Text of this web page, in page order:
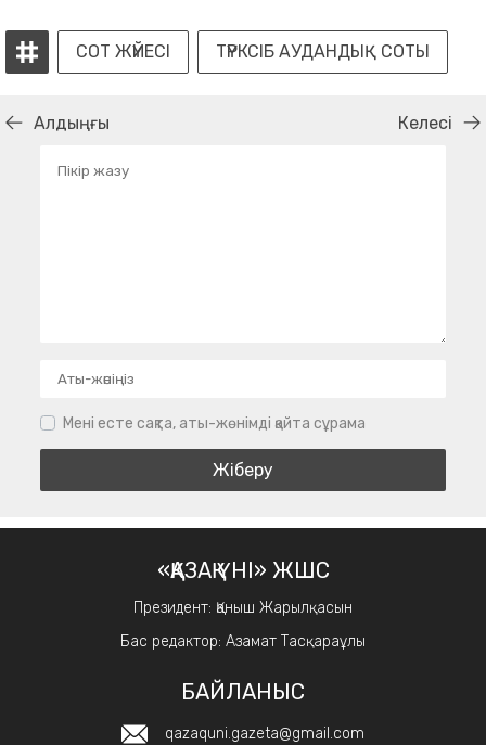
СОТ ЖҮЙЕСІ ТҮРКСІБ АУДАНДЫҚ СОТЫ
Алдыңғы Келесі
Мені есте сақта, аты-жөнімді қайта сұрама
«ҚАЗАҚ ҮНІ» ЖШС
Президент: Қаныш Жарылқасын
Бас редактор: Азамат Тасқараұлы
БАЙЛАНЫС
qazaquni.gazeta@gmail.com